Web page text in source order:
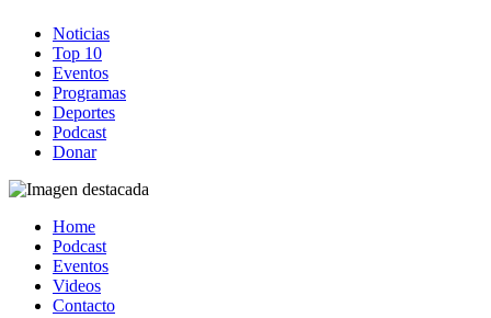
Noticias
Top 10
Eventos
Programas
Deportes
Podcast
Donar
Home
Podcast
Eventos
Videos
Contacto